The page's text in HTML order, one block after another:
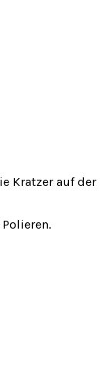
Kratzer auf der